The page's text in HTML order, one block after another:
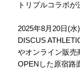
トリプルコラボが
2025年8月20日(水
DISCUS
やオンライン販売
OPENした原宿路